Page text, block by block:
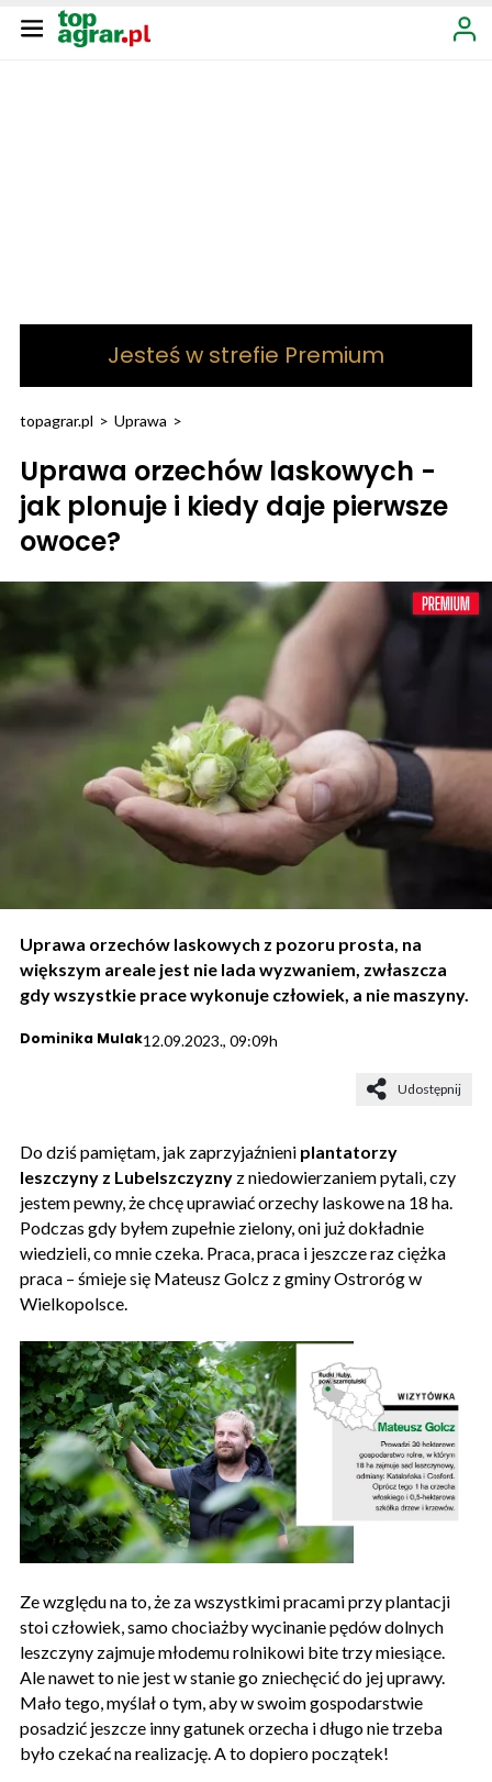
Jesteś w strefie Premium
topagrar.pl > Uprawa >
Uprawa orzechów laskowych -
jak plonuje i kiedy daje pierwsze
owoce?
Uprawa orzechów laskowych z pozoru prosta, na
większym areale jest nie lada wyzwaniem, zwłaszcza
gdy wszystkie prace wykonuje człowiek, a nie maszyny.
Dominika Mulak12.09.2023., 09:09h
Udostępnij
Do dziś pamiętam, jak zaprzyjaźnieni plantatorzy
leszczyny z Lubelszczyzny z niedowierzaniem pytali, czy
jestem pewny, że chcę uprawiać orzechy laskowe na 18 ha.
Podczas gdy byłem zupełnie zielony, oni już dokładnie
wiedzieli, co mnie czeka. Praca, praca i jeszcze raz ciężka
praca – śmieje się Mateusz Golcz z gminy Ostroróg w
Wielkopolsce.
Ze względu na to, że za wszystkimi pracami przy plantacji
stoi człowiek, samo chociażby wycinanie pędów dolnych
leszczyny zajmuje młodemu rolnikowi bite trzy miesiące.
Ale nawet to nie jest w stanie go zniechęcić do jej uprawy.
Mało tego, myślał o tym, aby w swoim gospodarstwie
posadzić jeszcze inny gatunek orzecha i długo nie trzeba
było czekać na realizację. A to dopiero początek!